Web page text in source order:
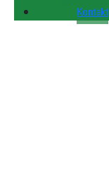
Kontakt